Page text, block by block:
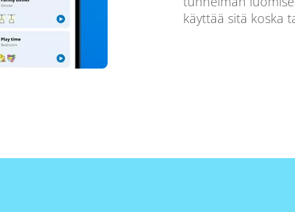
käyttää sitä koska